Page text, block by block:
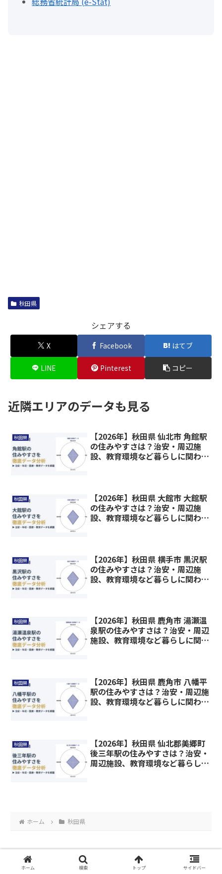
秋田県
シェアする
X Facebook はてブ
LINE Pinterest コピー
近隣エリアのデータも見る
秋田県
【2026年】秋田県 仙北市 角館駅
の住みやすさは？治安・周辺施
設、教育環境など暮らしに関わる
秋田県
【2026年】秋田県 大館市 大館駅
の住みやすさは？治安・周辺施
設、教育環境など暮らしに関わる
秋田県
【2026年】秋田県 横手市 黒沢駅
の住みやすさは？治安・周辺施
設、教育環境など暮らしに関わる
秋田県
【2026年】秋田県 鹿角市 湯瀬温
泉駅の住みやすさは？治安・周辺
施設、教育環境など暮らしに関わ
秋田県
【2026年】秋田県 鹿角市 八幡平
駅の住みやすさは？治安・周辺施
設、教育環境など暮らしに関わる
秋田県
【2026年】秋田県 仙北郡美郷町
後三年駅の住みやすさは？治安・
周辺施設、教育環境など暮らしに
ホーム 秋田県
ホーム 検索 トップ サイドバー